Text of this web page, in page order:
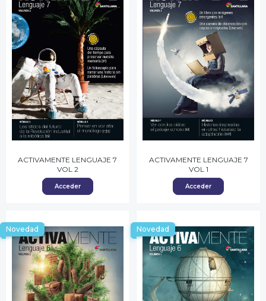
ACTIVAMENTE LENGUAJE 7
VOL 2
Acceder
ACTIVAMENTE LENGUAJE 7
VOL 1
Acceder
Novedad Novedad